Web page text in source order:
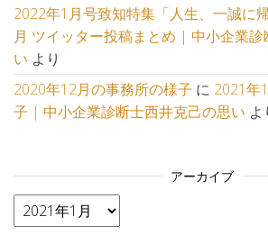
2022年1月号致知特集「人生、一誠に帰
月 ツイッター投稿まとめ | 中小企業
い より
2020年12月の事務所の様子 に 2021年
子 | 中小企業診断士西井克己の思い よ
アーカイブ
アーカイブ